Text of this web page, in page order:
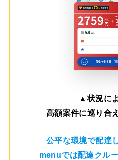
▲状況に
高額案件に巡り合
公平な環境で配達
menuでは配達クル